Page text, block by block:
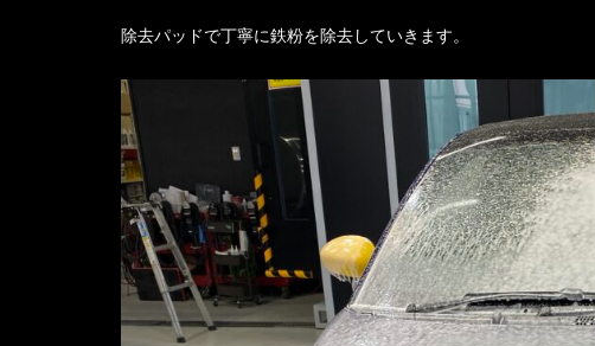
除去パッドで丁寧に鉄粉を除去していきます。